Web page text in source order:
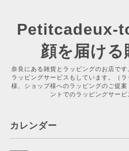
Petitcadeux-
顔を届ける
奈良にある雑貨とラッピングのお店で
ラッピングサービスもしています。（
様、ショップ様へのラッピングのご提
ントでのラッピングサービ
カレンダー